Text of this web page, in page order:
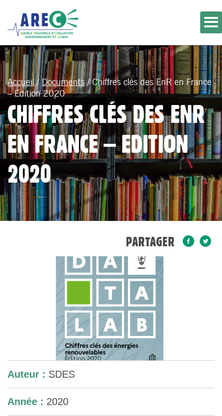
Accueil/Documents/Chiffres clés des EnR en France
– Edition 2020
CHIFFRES CLÉS DES ENR
EN FRANCE – EDITION
2020
PARTAGER
Auteur : SDES
Année : 2020